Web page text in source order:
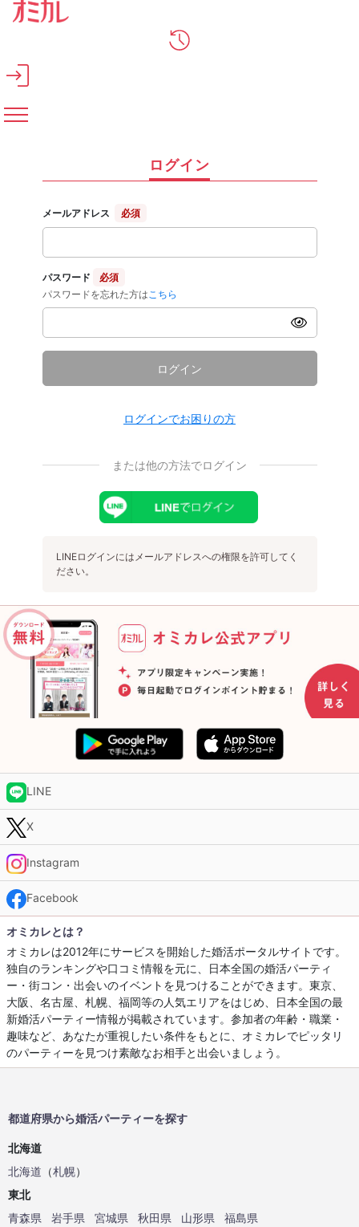
メインコンテンツへスキップ
ログイン
メールアドレス 必須
パスワード
必須
パスワードを忘れた方は こちら
ログイン
ログインでお困りの方
または他の方法でログイン
LINEログインにはメールアドレスへの権限を許可してく
ださい。
LINE
X
Instagram
Facebook
オミカレとは？
オミカレは2012年にサービスを開始した婚活ポータルサイトです。
独自のランキングや口コミ情報を元に、日本全国の婚活パーティ
ー・街コン・出会いのイベントを見つけることができます。東京、
大阪、名古屋、札幌、福岡等の人気エリアをはじめ、日本全国の最
新婚活パーティー情報が掲載されています。参加者の年齢・職業・
趣味など、あなたが重視したい条件をもとに、オミカレでピッタリ
のパーティーを見つけ素敵なお相手と出会いましょう。
都道府県から婚活パーティーを探す
北海道
北海道 （札幌）
東北
青森県
岩手県 宮城県 秋田県 山形県
福島県